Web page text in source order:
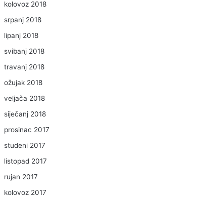
kolovoz 2018
srpanj 2018
lipanj 2018
svibanj 2018
travanj 2018
ožujak 2018
veljača 2018
siječanj 2018
prosinac 2017
studeni 2017
listopad 2017
rujan 2017
kolovoz 2017